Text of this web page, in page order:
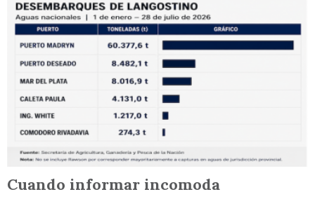
Cuando informar incomoda